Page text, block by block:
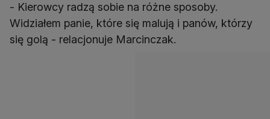
- Kierowcy radzą sobie na różne sposoby.
Widziałem panie, które się malują i panów, którzy
się golą - relacjonuje Marcinczak.